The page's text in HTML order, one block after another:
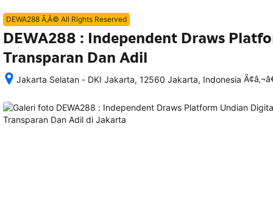
DEWA288 Ã‚Â© All Rights Reserved
DEWA288 : Independent Draws
Transparan Dan Adil
Jakarta Selatan - DKI Jakarta, 12560 Jakarta, Indonesia
memesan,
rincian